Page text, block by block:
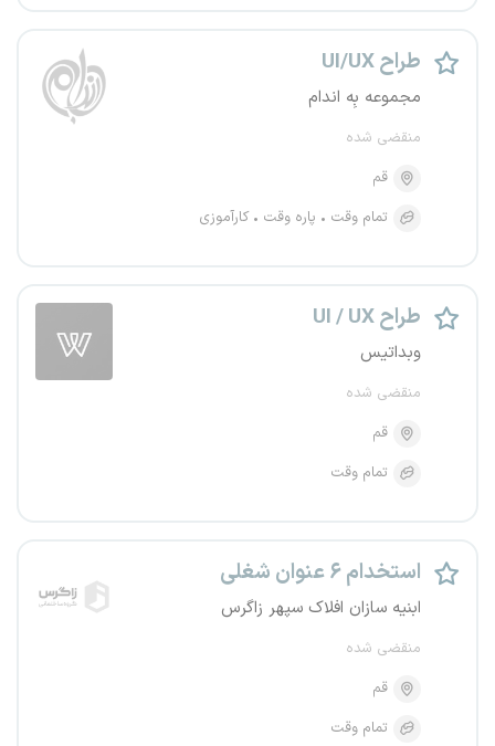
طراح UI/UX
مجموعه بِه اندام
منقضی شده
قم
تمام وقت
پاره وقت کارآموزی
طراح UI / UX
وبداتیس
منقضی شده
قم
تمام وقت
استخدام ۶ عنوان شغلی
ابنیه سازان افلاک سپهر زاگرس
منقضی شده
قم
تمام وقت